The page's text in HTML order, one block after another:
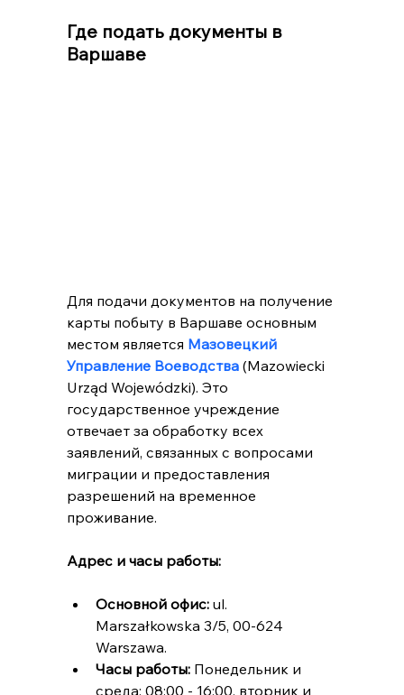
Где подать документы в
Варшаве
Для подачи документов на получение
карты побыту в Варшаве основным
местом является Мазовецкий
Управление Воеводства (Mazowiecki
Urząd Wojewódzki). Это
государственное учреждение
отвечает за обработку всех
заявлений, связанных с вопросами
миграции и предоставления
разрешений на временное
проживание.
Адрес и часы работы:
Основной офис: ul.
Marszałkowska 3/5, 00-624
Warszawa.
Часы работы: Понедельник и
среда: 08:00 - 16:00, вторник и